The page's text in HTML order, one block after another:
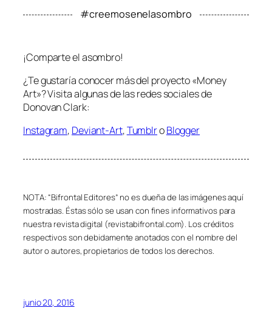
#creemosenelasombro
¡Comparte el asombro!
¿Te gustaría conocer más del proyecto «Money
Art»? Visita algunas de las redes sociales de
Donovan Clark:
Instagram, Deviant-Art,TumblroBlogger
NOTA: “Bifrontal Editores” no es dueña de las imágenes aquí
mostradas. Éstas sólo se usan con fines informativos para
nuestra revista digital (revistabifrontal.com). Los créditos
respectivos son debidamente anotados con el nombre del
autor o autores, propietarios de todos los derechos.
junio 20, 2016